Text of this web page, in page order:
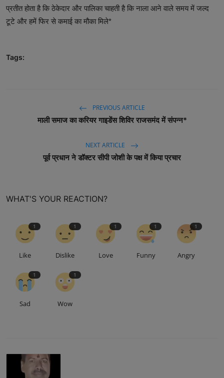
प्रतीत होता है कि ठेकेदार और पालिका चाहती है कि नाला आने वाले समय में जल्द
टूटे और हमें फिर से कमाई का मौका मिले*
Tags:
PREVIOUS ARTICLE
माली समाज का करियर गाइडेंस शिविर राजसमंद में संपन्न*
NEXT ARTICLE
पूर्व प्रधान ने डॉक्टर सीपी जोशी के पक्ष में किया प्रचार
WHAT'S YOUR REACTION?
1
Like
1
Dislike
1
Love
1
Funny
1
Angry
1
Sad
1
Wow